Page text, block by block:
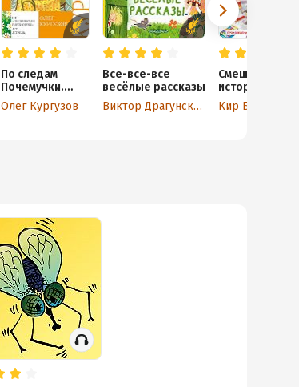
По следам
Почемучки.
Рассказы и
сказки
Олег Кургузов
Все-все-все
весёлые рассказы
Виктор Драгунский
Смешные
истории –
детям
Кир Булычев